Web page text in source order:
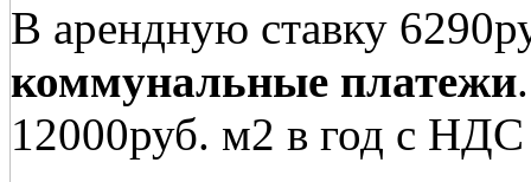
В арендную ставку
коммунальные платежи
12000руб. м2 в год с